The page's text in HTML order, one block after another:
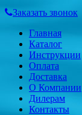
Заказать звонок
Главная
Каталог
Инструкции
Оплата
Доставка
О Компании
Дилерам
Контакты